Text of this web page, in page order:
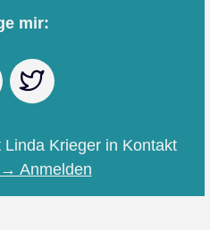
mir:
LinkedIn
Krieger in Kontakt
→ Anmelden